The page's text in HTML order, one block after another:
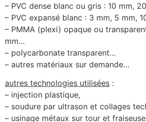
– PVC dense blanc ou gris : 10 mm,
– PVC expansé blanc : 3 mm, 5 mm,
– PMMA (plexi) opaque ou
mm…
– polycarbonate transparent…
– autres matériaux sur demande…
autres technologies utilisées :
– injection plastique,
– soudure par ultrason et collages
– usinage métaux sur tour et